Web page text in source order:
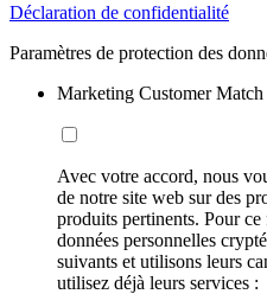
Déclaration de confidentialité
Paramètres de protection des
Marketing Customer Match
Avec votre accord, nous
de notre site web sur des
produits pertinents. Pour
données personnelles
suivants et utilisons leurs
utilisez déjà leurs services :